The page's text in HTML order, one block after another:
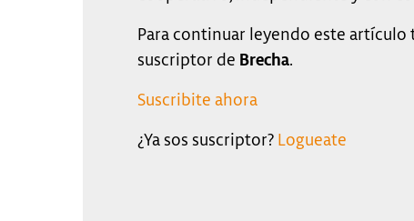
Para continuar leyendo este artículo
suscriptor de Brecha.
Suscribite ahora
¿Ya sos suscriptor? Logueate